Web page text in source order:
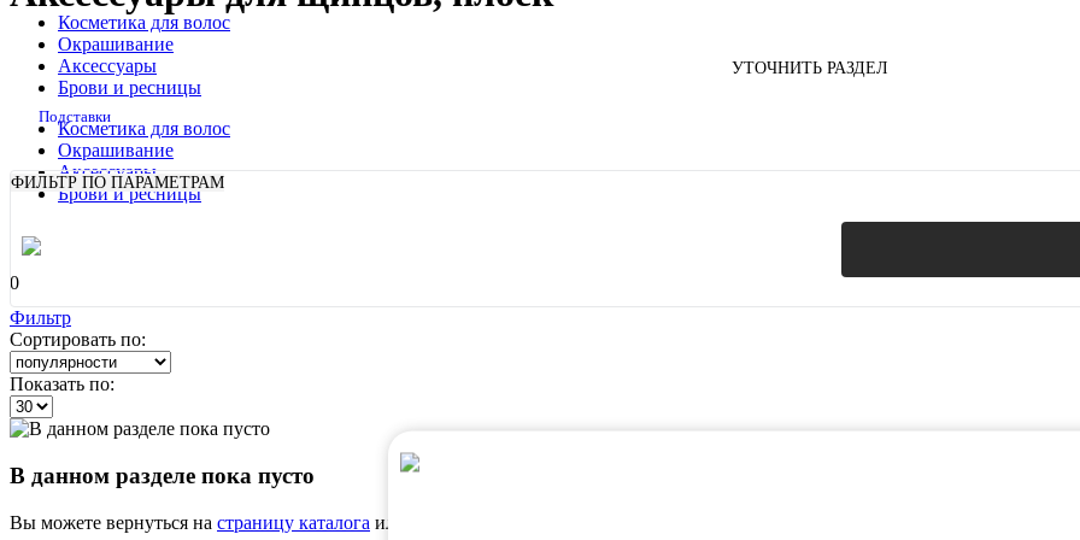
Косметика для волос
Окрашивание
Аксессуары
Брови и ресницы
Косметика для волос
Окрашивание
Аксессуары
Брови и ресницы
0
УТОЧНИТЬ РАЗДЕЛ
Подставки
ФИЛЬТР ПО ПАРАМЕТРАМ
Фильтр
Сортировать по:
Показать по:
В данном разделе пока пусто
Вы можете вернуться на страницу каталога или воспользоваться навигацией или поиском по сайту.